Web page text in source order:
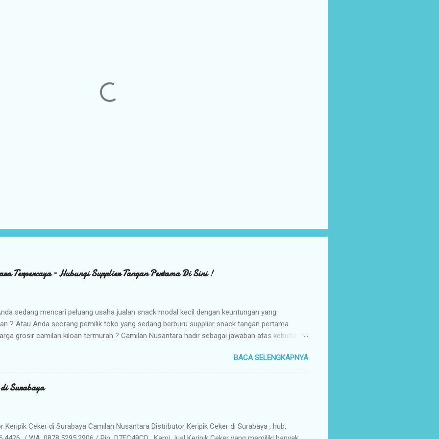
Terpercaya – Hubungi Supplier Tangan Pertama Di Sini !
sedang mencari peluang usaha jualan snack modal kecil dengan keuntungan yang
? Atau Anda seorang pemilik toko yang sedang berburu supplier snack tangan pertama
grosir camilan kiloan termurah ? Camilan Nusantara hadir sebagai jawaban atas kebutuhan
dan camilan kering berkualitas premium langsung dari gudang pusat (tangan pertama).
Camilan Nusantara sebagai Mitra Bisnis Anda ? Harga Grosir Tangan Pertama : Karena
distributor utama, Anda mendapatkan jaminan harga termurah untuk memaksimalkan margin
Anda saat dijual kembali. Kualitas & Rasa Terjamin : Produk dikemas secara higienis, renyah,
BACA SELENGKAPNYA
Surabaya
Keripik Ceker di Surabaya Camilan Nusantara Distributor Keripik Ceker di Surabaya , hub.